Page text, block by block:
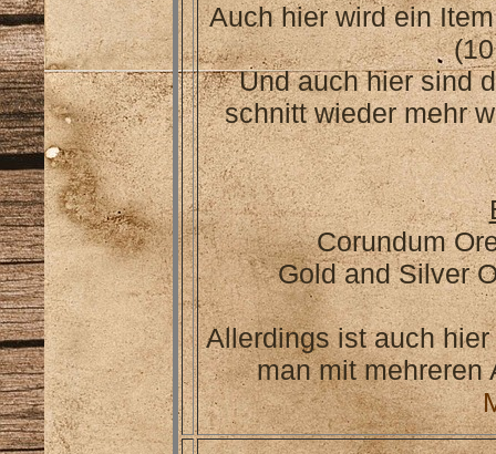
Auch hier wird ein
Und auch hier sind
schnitt wieder mehr
Corundum
Gold and Silver
Allerdings ist auch
man mit mehreren